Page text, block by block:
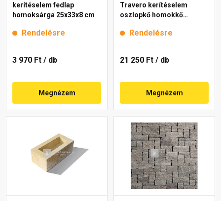
kerítéselem fedlap
homoksárga 25x33x8 cm
Rendelésre
3 970 Ft / db
Megnézem
Travero kerítéselem
oszlopkő homokkő
Rendelésre
21 250 Ft / db
Megnézem